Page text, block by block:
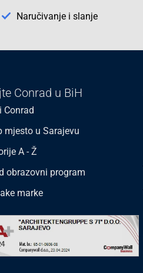
Naručivanje i slanje
Conrad u BiH
Conrad
mjesto u Sarajevu
A - Ž
obrazovni program
marke